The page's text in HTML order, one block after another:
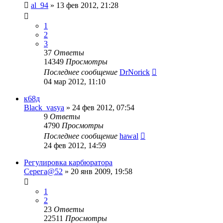
al_94 » 13 фев 2012, 21:28
1
2
3
37 Ответы
14349 Просмотры
Последнее сообщение DrNorick
04 мар 2012, 11:10
к68д
Black_vasya » 24 фев 2012, 07:54
9 Ответы
4790 Просмотры
Последнее сообщение hawal
24 фев 2012, 14:59
Регулировка карбюратора
Серега@52 » 20 янв 2009, 19:58
1
2
23 Ответы
22511 Просмотры